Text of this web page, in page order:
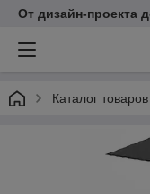
От дизайн-проекта
Каталог товаров